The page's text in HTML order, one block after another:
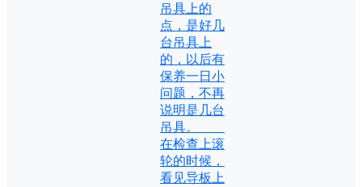
吊具上的
点，是好几
台吊具上
的，以后有
保养一日小
问题，不再
说明是几台
吊具。
在检查上滚
轮的时候，
看见导板上